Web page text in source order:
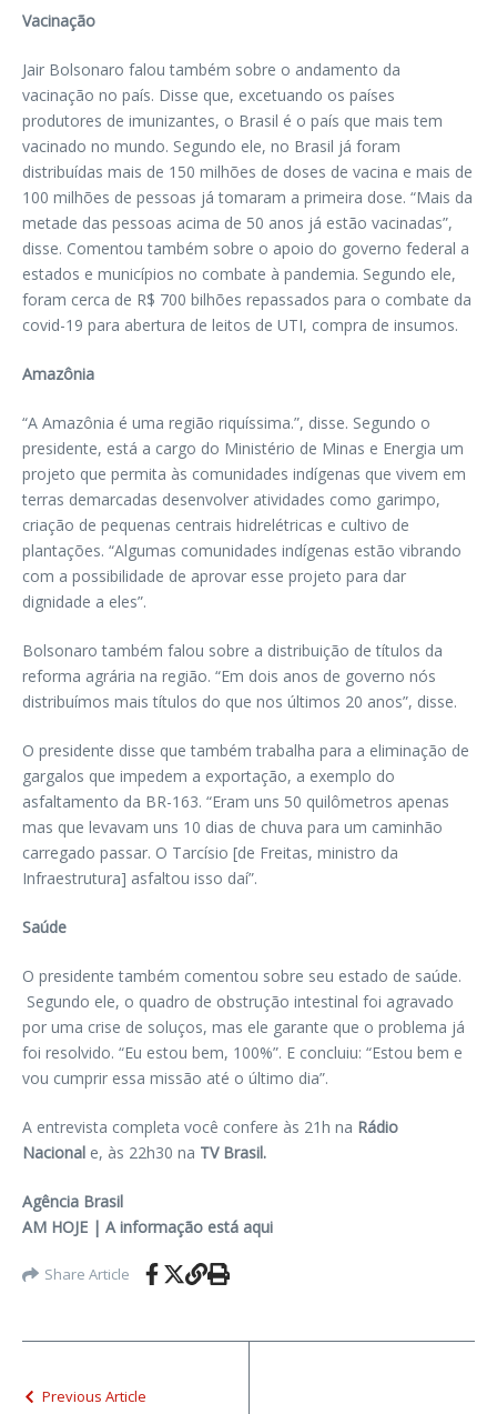
Vacinação
Jair Bolsonaro falou também sobre o andamento da
vacinação no país. Disse que, excetuando os países
produtores de imunizantes, o Brasil é o país que mais tem
vacinado no mundo. Segundo ele, no Brasil já foram
distribuídas mais de 150 milhões de doses de vacina e mais de
100 milhões de pessoas já tomaram a primeira dose. “Mais da
metade das pessoas acima de 50 anos já estão vacinadas”,
disse. Comentou também sobre o apoio do governo federal a
estados e municípios no combate à pandemia. Segundo ele,
foram cerca de R$ 700 bilhões repassados para o combate da
covid-19 para abertura de leitos de UTI, compra de insumos.
Amazônia
“A Amazônia é uma região riquíssima.”, disse. Segundo o
presidente, está a cargo do Ministério de Minas e Energia um
projeto que permita às comunidades indígenas que vivem em
terras demarcadas desenvolver atividades como garimpo,
criação de pequenas centrais hidrelétricas e cultivo de
plantações. “Algumas comunidades indígenas estão vibrando
com a possibilidade de aprovar esse projeto para dar
dignidade a eles”.
Bolsonaro também falou sobre a distribuição de títulos da
reforma agrária na região. “Em dois anos de governo nós
distribuímos mais títulos do que nos últimos 20 anos”, disse.
O presidente disse que também trabalha para a eliminação de
gargalos que impedem a exportação, a exemplo do
asfaltamento da BR-163. “Eram uns 50 quilômetros apenas
mas que levavam uns 10 dias de chuva para um caminhão
carregado passar. O Tarcísio [de Freitas, ministro da
Infraestrutura] asfaltou isso daí”.
Saúde
O presidente também comentou sobre seu estado de saúde.
Segundo ele, o quadro de obstrução intestinal foi agravado
por uma crise de soluços, mas ele garante que o problema já
foi resolvido. “Eu estou bem, 100%”. E concluiu: “Estou bem e
vou cumprir essa missão até o último dia”.
A entrevista completa você confere às 21h na Rádio
Nacional e, às 22h30 na TV Brasil.
Agência Brasil
AM HOJE | A informação está aqui
Share Article
Previous Article